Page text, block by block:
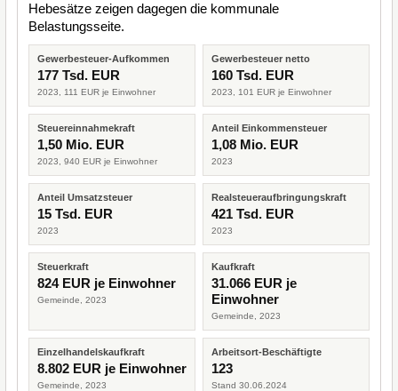
Hebesätze zeigen dagegen die kommunale
Belastungsseite.
Gewerbesteuer-Aufkommen
177 Tsd. EUR
2023, 111 EUR je Einwohner
Gewerbesteuer netto
160 Tsd. EUR
2023, 101 EUR je Einwohner
Steuereinnahmekraft
1,50 Mio. EUR
2023, 940 EUR je Einwohner
Anteil Einkommensteuer
1,08 Mio. EUR
2023
Anteil Umsatzsteuer
15 Tsd. EUR
2023
Realsteueraufbringungskraft
421 Tsd. EUR
2023
Steuerkraft
824 EUR je Einwohner
Gemeinde, 2023
Kaufkraft
31.066 EUR je
Einwohner
Gemeinde, 2023
Einzelhandelskaufkraft
8.802 EUR je Einwohner
Gemeinde, 2023
Arbeitsort-Beschäftigte
123
Stand 30.06.2024